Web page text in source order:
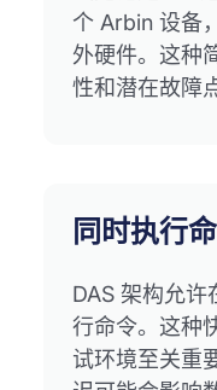
个 Arbin 设备
外硬件。这种
性和潜在故障
同时执行
DAS 架构允许
行命令。这种
试环境至关重